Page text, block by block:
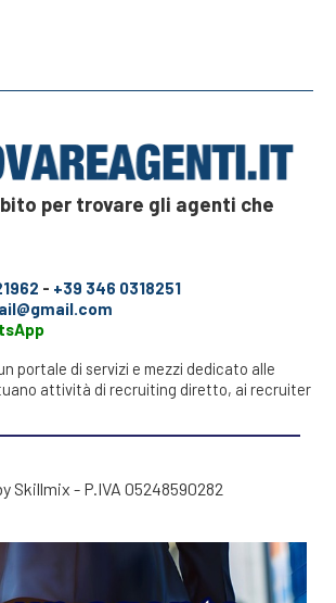
per trovare gli agenti che
- +39 346 0318251
portale di servizi e mezzi dedicato alle
attività di recruiting diretto, ai recruiter
Skillmix - P.IVA 05248590282